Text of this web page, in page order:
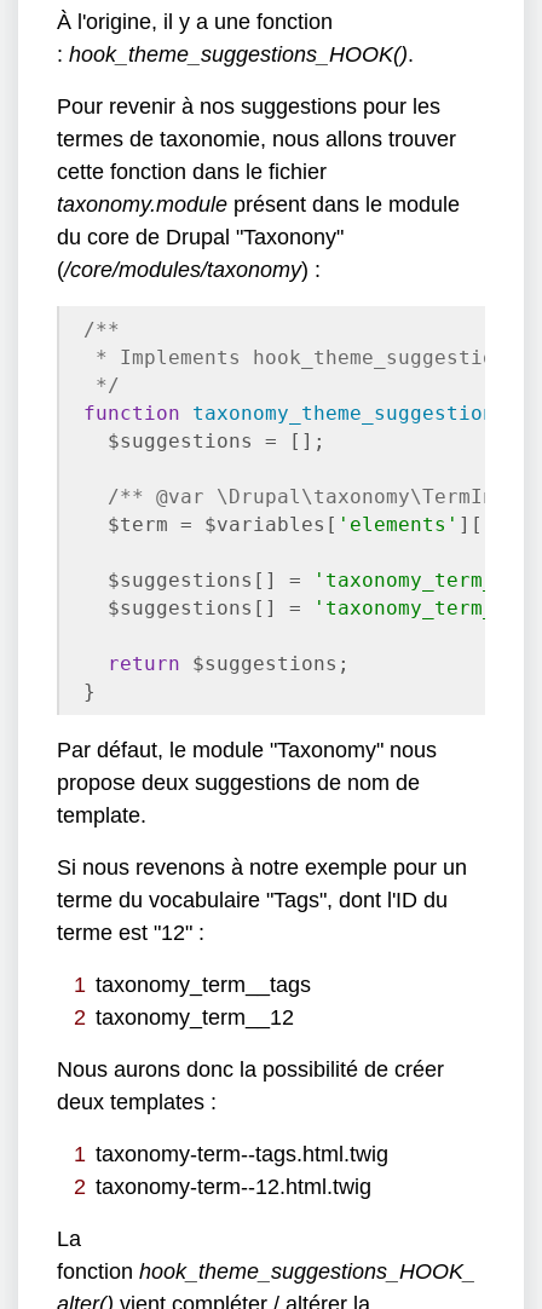
À l'origine, il y a une fonction
: hook_theme_suggestions_HOOK().
Pour revenir à nos suggestions pour les
termes de taxonomie, nous allons trouver
cette fonction dans le fichier
taxonomy.module présent dans le module
du core de Drupal "Taxonony"
(/core/modules/taxonomy) :
/**
* Implements
*/
function
  $suggestions = [];
/** @var
  $term = $variables[
'elements' ][
  $suggestions[] =
'taxonomy_term__'
  $suggestions[] =
'taxonomy_term__'
return $suggestions;
}
Par défaut, le module "Taxonomy" nous
propose deux suggestions de nom de
template.
Si nous revenons à notre exemple pour un
terme du vocabulaire "Tags", dont l'ID du
terme est "12" :
taxonomy_term__tags
taxonomy_term__12
Nous aurons donc la possibilité de créer
deux templates :
taxonomy-term--tags.html.twig
taxonomy-term--12.html.twig
La
fonction hook_theme_suggestions_HOOK_